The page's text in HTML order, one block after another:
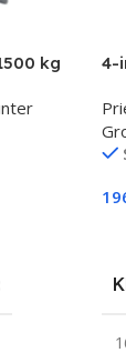
kg
4-